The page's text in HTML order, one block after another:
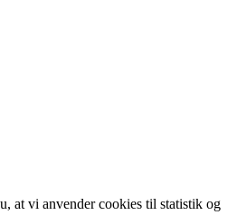
at vi anvender cookies til statistik og